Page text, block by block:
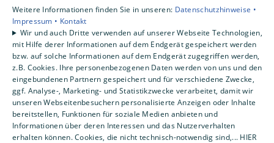
Unternehmen
Kontakt
Weitere Informationen finden Sie in unseren: Datenschutzhinweise •
Impressum • Kontakt
Wir und auch Dritte verwenden auf unserer Webseite Technologien,
mit Hilfe derer Informationen auf dem Endgerät gespeichert werden
bzw. auf solche Informationen auf dem Endgerät zugegriffen werden,
z.B. Cookies. Ihre personenbezogenen Daten werden von uns und den
eingebundenen Partnern gespeichert und für verschiedene Zwecke,
ggf. Analyse-, Marketing- und Statistikzwecke verarbeitet, damit wir
unseren Webseitenbesuchern personalisierte Anzeigen oder Inhalte
bereitstellen, Funktionen für soziale Medien anbieten und
Informationen über deren Interessen und das Nutzerverhalten
erhalten können. Cookies, die nicht technisch-notwendig sind,... HIER